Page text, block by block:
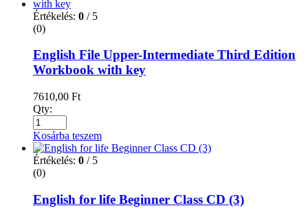
Értékelés: 0 / 5
(0)
English File Upper-Intermediate Third Edition
Workbook with key
7610,00 Ft
Qty:
Kosárba teszem
Értékelés: 0 / 5
(0)
English for life Beginner Class CD (3)